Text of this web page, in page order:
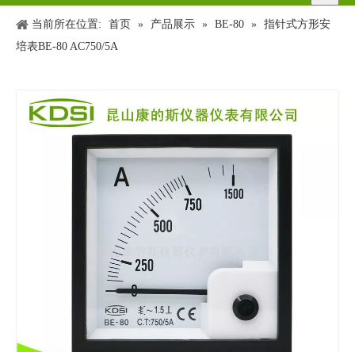
当前所在位置: 首页 » 产品展示 » BE-80 » 指针式方形安
培表BE-80 AC750/5A